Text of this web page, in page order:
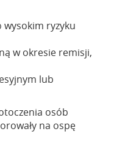
ryzyku
w okresie remisji,
lub
osób
na ospę